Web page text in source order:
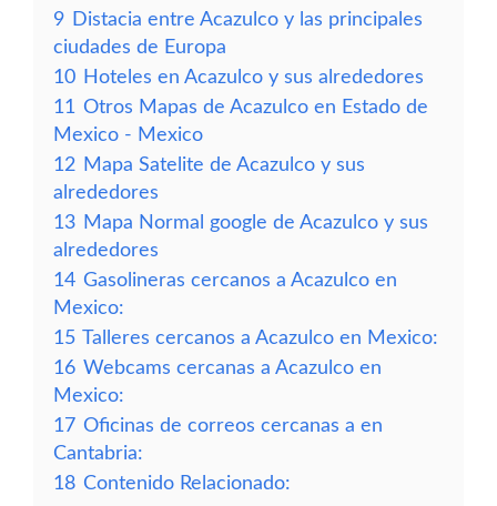
9 Distacia entre Acazulco y las principales
ciudades de Europa
10 Hoteles en Acazulco y sus alrededores
11 Otros Mapas de Acazulco en Estado de
Mexico - Mexico
12 Mapa Satelite de Acazulco y sus
alrededores
13 Mapa Normal google de Acazulco y sus
alrededores
14 Gasolineras cercanos a Acazulco en
Mexico:
15 Talleres cercanos a Acazulco en Mexico:
16 Webcams cercanas a Acazulco en
Mexico:
17 Oficinas de correos cercanas a en
Cantabria:
18 Contenido Relacionado: